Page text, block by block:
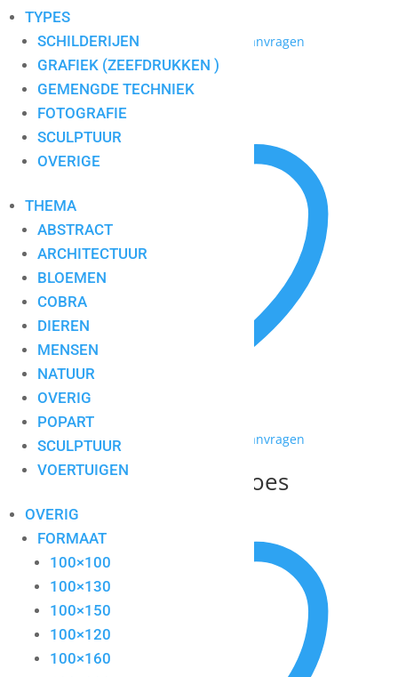
TYPES
SCHILDERIJEN
GRAFIEK (ZEEFDRUKKEN )
GEMENGDE TECHNIEK
FOTOGRAFIE
SCULPTUUR
OVERIGE
THEMA
ABSTRACT
ARCHITECTUUR
BLOEMEN
COBRA
DIEREN
MENSEN
NATUUR
OVERIG
POPART
SCULPTUUR
VOERTUIGEN
OVERIG
FORMAAT
100×100
100×130
100×150
100×120
100×160
Toevoegen aan mijn lijst / Offerte aanvragen
Bull
Toevoegen aan mijn lijst / Offerte aanvragen
Door with walltextiloes